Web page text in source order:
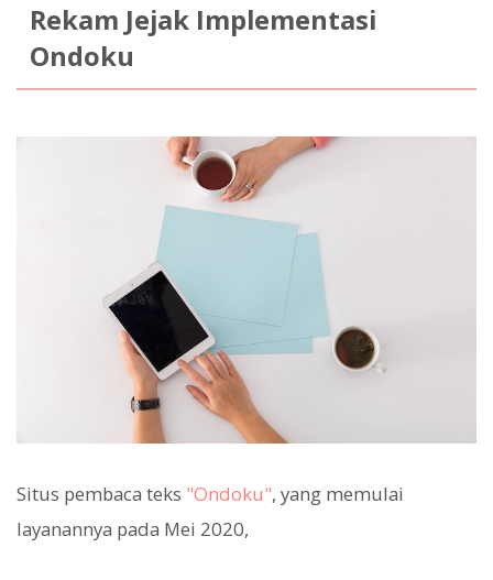
Rekam Jejak Implementasi
Ondoku
Situs pembaca teks "Ondoku", yang memulai
layanannya pada Mei 2020,